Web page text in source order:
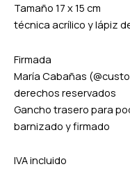
Tamaño 17 x 15 cm
técnica acrílico y lápiz
Firmada
María Cabañas
derechos reservados
Gancho trasero para
barnizado y firmado
IVA incluido